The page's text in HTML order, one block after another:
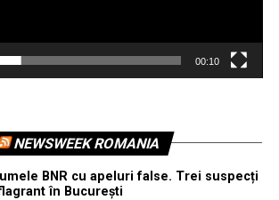
00:10
NEWSWEEK ROMANIA
BNR cu apeluri false. Trei suspecți
în București